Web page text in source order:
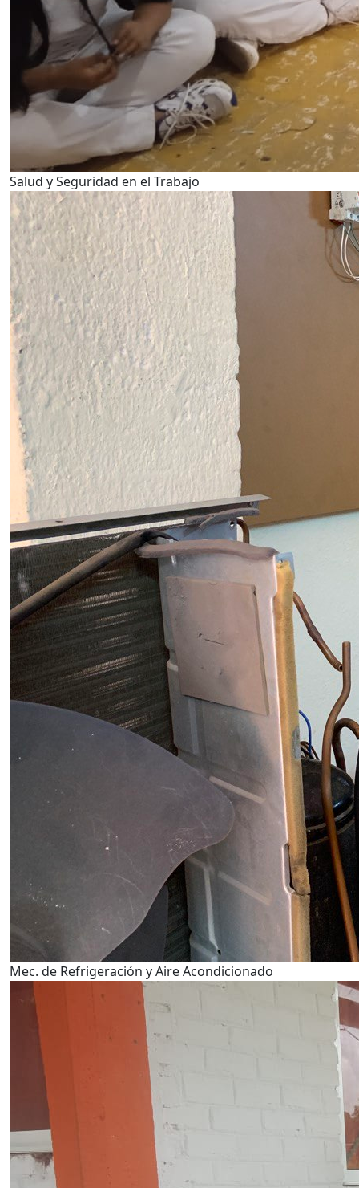
Salud y Seguridad en el Trabajo
Mec. de Refrigeración y Aire Acondicionado